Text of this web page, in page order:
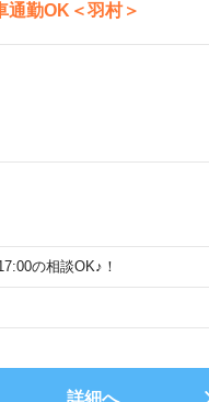
通勤OK＜羽村＞
の相談OK♪！
詳細へ